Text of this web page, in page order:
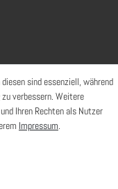
sind essenziell, während
verbessern. Weitere
Ihren Rechten als Nutzer
Impressum.